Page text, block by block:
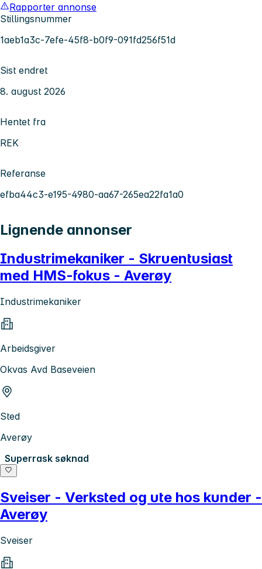
Rapporter annonse
Stillingsnummer
1aeb1a3c-7efe-45f8-b0f9-091fd256f51d
Sist endret
8. august 2026
Hentet fra
REK
Referanse
efba44c3-e195-4980-aa67-265ea22fa1a0
Lignende annonser
Industrimekaniker - Skruentusiast
med HMS-fokus - Averøy
Industrimekaniker
Arbeidsgiver
Okvas Avd Baseveien
Sted
Averøy
Superrask søknad
Sveiser - Verksted og ute hos kunder -
Averøy
Sveiser